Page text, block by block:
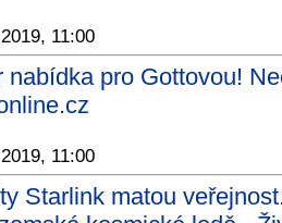
11:00
nabídka pro Gottovou!
11:00
Starlink matou